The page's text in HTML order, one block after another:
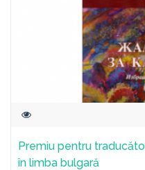
Premiu pentru
în limba bulgară